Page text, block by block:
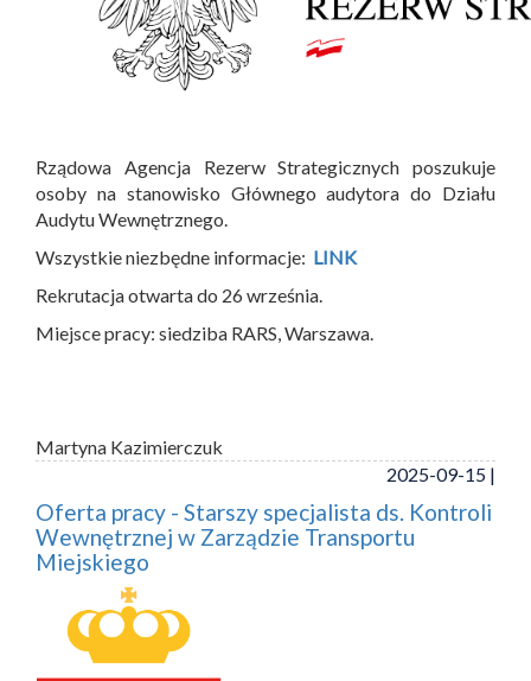
Rządowa Agencja Rezerw Strategicznych poszukuje
osoby na stanowisko Głównego audytora do Działu
Audytu Wewnętrznego.
Wszystkie niezbędne informacje: LINK
Rekrutacja otwarta do 26 września.
Miejsce pracy: siedziba RARS, Warszawa.
Martyna Kazimierczuk
2025-09-15 |
Oferta pracy - Starszy specjalista ds. Kontroli
Wewnętrznej w Zarządzie Transportu
Miejskiego